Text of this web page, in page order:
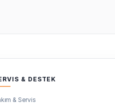
& DESTEK
& Servis